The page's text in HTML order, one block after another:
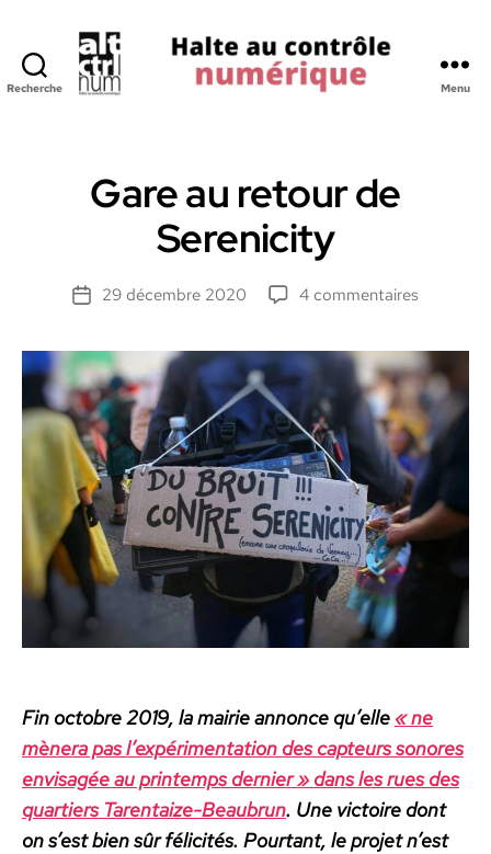
Recherche
Numerique
Menu
Gare au retour de
Serenicity
Date29 décembre 2020 4 commentaires
retour
de
Serenicity
Fin octo­bre 2019, la mairie annonce qu’elle« ne
mèn­era pas l’expérimentation des cap­teurs sonores
envis­agée au print­emps dernier » dans les rues des
quartiers Tarentaize-Beaubrun. Une vic­toire dont
on s’est bien sûr félic­ités. Pour­tant, le pro­jet n’est